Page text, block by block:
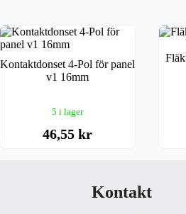
Kontaktdonset 4-Pol för panel
v1 16mm
5 i lager
46,55 kr
Kontakt